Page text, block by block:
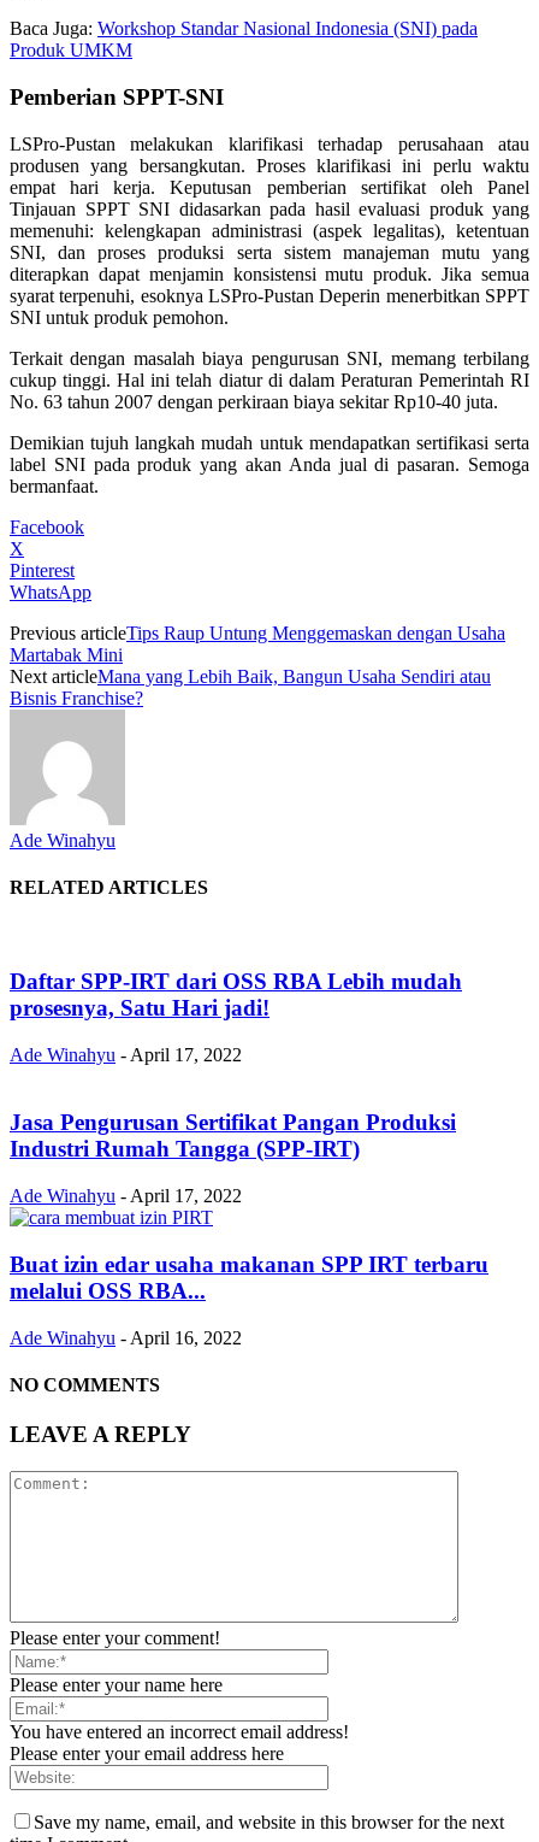
Baca Juga: Workshop Standar Nasional Indonesia (SNI) pada
Produk UMKM
Pemberian SPPT-SNI
LSPro-Pustan melakukan klarifikasi terhadap perusahaan atau
produsen yang bersangkutan. Proses klarifikasi ini perlu waktu
empat hari kerja. Keputusan pemberian sertifikat oleh Panel
Tinjauan SPPT SNI didasarkan pada hasil evaluasi produk yang
memenuhi: kelengkapan administrasi (aspek legalitas), ketentuan
SNI, dan proses produksi serta sistem manajeman mutu yang
diterapkan dapat menjamin konsistensi mutu produk. Jika semua
syarat terpenuhi, esoknya LSPro-Pustan Deperin menerbitkan SPPT
SNI untuk produk pemohon.
Terkait dengan masalah biaya pengurusan SNI, memang terbilang
cukup tinggi. Hal ini telah diatur di dalam Peraturan Pemerintah RI
No. 63 tahun 2007 dengan perkiraan biaya sekitar Rp10-40 juta.
Demikian tujuh langkah mudah untuk mendapatkan sertifikasi serta
label SNI pada produk yang akan Anda jual di pasaran. Semoga
bermanfaat.
Facebook
X
Pinterest
WhatsApp
Previous articleTips Raup Untung Menggemaskan dengan Usaha
Martabak Mini
Next articleMana yang Lebih Baik, Bangun Usaha Sendiri atau
Bisnis Franchise?
Ade Winahyu
RELATED ARTICLES
Daftar SPP-IRT dari OSS RBA Lebih mudah
prosesnya, Satu Hari jadi!
Ade Winahyu - April 17, 2022
Jasa Pengurusan Sertifikat Pangan Produksi
Industri Rumah Tangga (SPP-IRT)
Ade Winahyu - April 17, 2022
Buat izin edar usaha makanan SPP IRT terbaru
melalui OSS RBA...
Ade Winahyu - April 16, 2022
NO COMMENTS
LEAVE A REPLY
Please enter your comment!
Please enter your name here
You have entered an incorrect email address!
Please enter your email address here
Save my name, email, and website in this browser for the next